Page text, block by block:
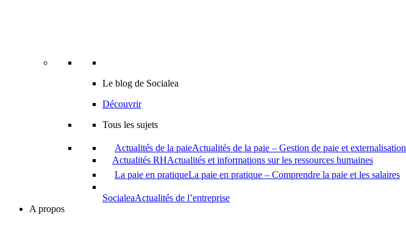
Le blog de Socialea
Découvrir
Tous les sujets
Actualités de la paieActualités de la paie – Gestion de paie et externalisation
Actualités RHActualités et informations sur les ressources humaines
La paie en pratiqueLa paie en pratique – Comprendre la paie et les salaires
SocialeaActualités de l’entreprise
A propos